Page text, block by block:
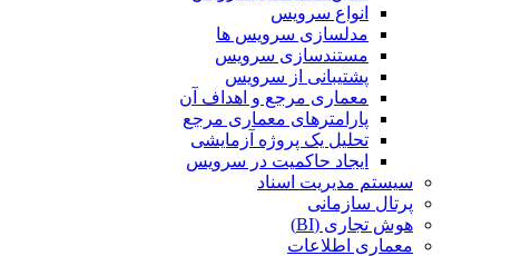
انواع سرویس
مدلسازی سرویس ها
مستندسازی سرویس
پشتیبانی از سرویس
معماری مرجع و اهداف آن
پارامترهای معماری مرجع
تحلیل یک پروژه آزمایشی
ایجاد حاکمیت در سرویس
سیستم مدیریت اسناد
پرتال سازمانی
هوش تجاری (BI)
معماری اطلاعات